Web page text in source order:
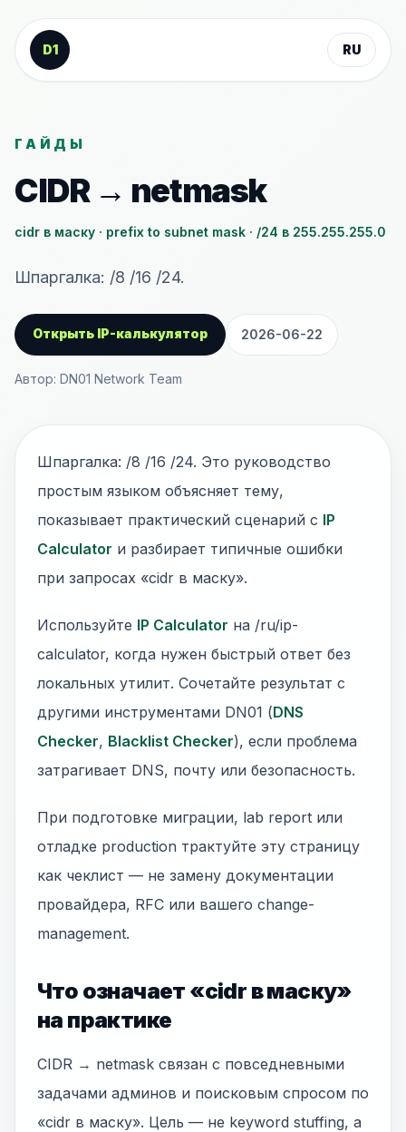
К содержанию
D1
RU
ГАЙДЫ
CIDR → netmask
cidr в маску · prefix to subnet mask · /24 в 255.255.255.0
Шпаргалка: /8 /16 /24.
Открыть IP-калькулятор 2026-06-22
Автор: DN01 Network Team
Шпаргалка: /8 /16 /24. Это руководство
простым языком объясняет тему,
показывает практический сценарий с IP
Calculator и разбирает типичные ошибки
при запросах «cidr в маску».
Используйте IP Calculator на /ru/ip-
calculator, когда нужен быстрый ответ без
локальных утилит. Сочетайте результат с
другими инструментами DN01 (DNS
Checker, Blacklist Checker), если проблема
затрагивает DNS, почту или безопасность.
При подготовке миграции, lab report или
отладке production трактуйте эту страницу
как чеклист — не замену документации
провайдера, RFC или вашего change-
management.
Что означает «cidr в маску»
на практике
CIDR → netmask связан с повседневными
задачами админов и поисковым спросом по
«cidr в маску». Цель — не keyword stuffing, а